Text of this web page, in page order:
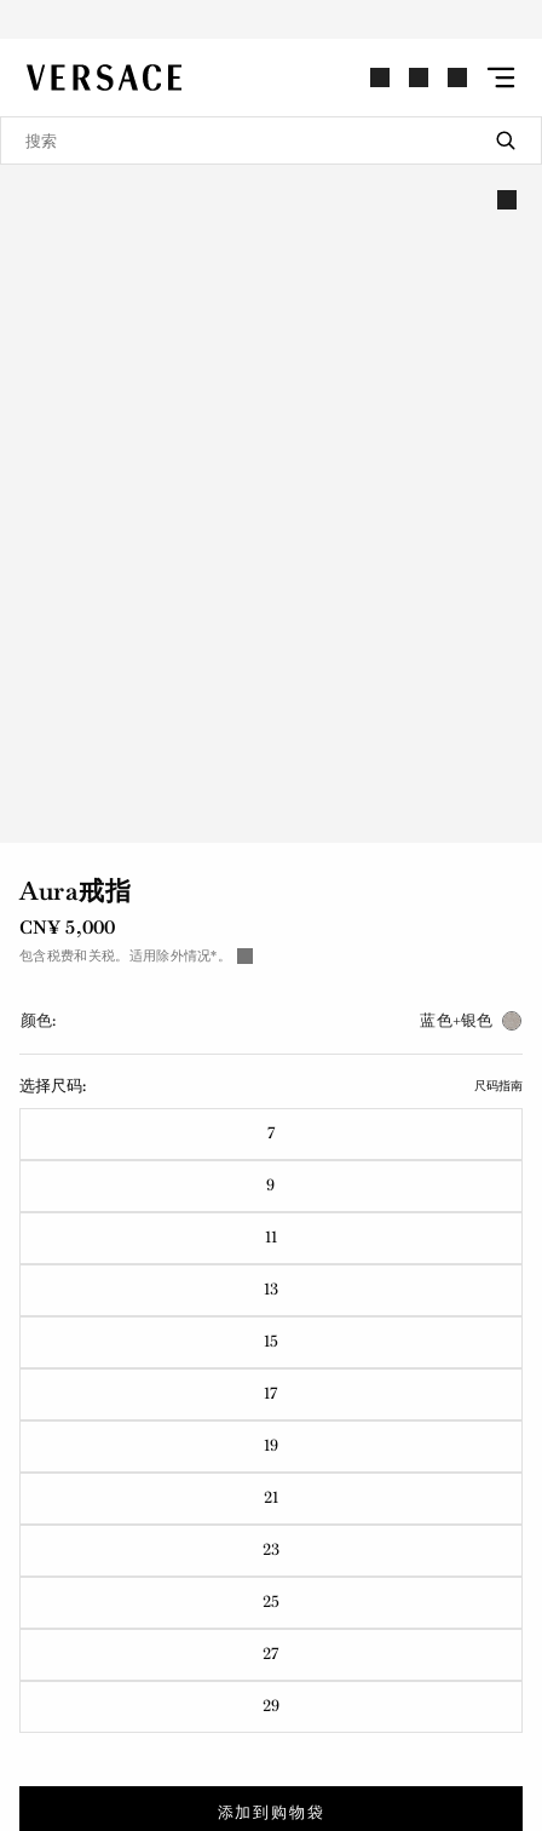
VERSACE | 主页
Aura戒指
CN¥ 5,000
包含税费和关税。适用除外情况*。
颜色: 蓝色+银色
选择尺码: 尺码指南
7
9
11
13
15
17
19
21
23
25
27
29
添加到购物袋